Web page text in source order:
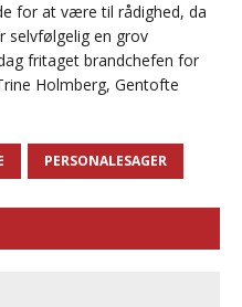
for at være til rådighed, da
selvfølgelig en grov
fritaget brandchefen for
Holmberg, Gentofte
PERSONALESAGER